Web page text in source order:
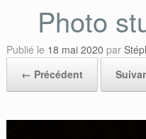
Photo
Publié le 18 mai 2020 par
← Précédent